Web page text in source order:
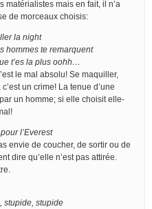
matérialistes mais en fait, il n’a
de morceaux choisis:
la night
hommes te remarquent
t’es la plus oohh…
le mal absolu! Se maquiller,
un crime! La tenue d’une
un homme; si elle choisit elle-
l’Everest
envie de coucher, de sortir ou de
dire qu’elle n’est pas attirée.
stupide, stupide